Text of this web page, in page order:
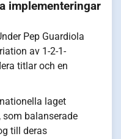
implementeringar
Pep Guardiola
av 1-2-1-
titlar och en
laget
som balanserade
till deras